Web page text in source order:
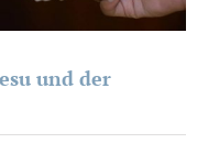
und der